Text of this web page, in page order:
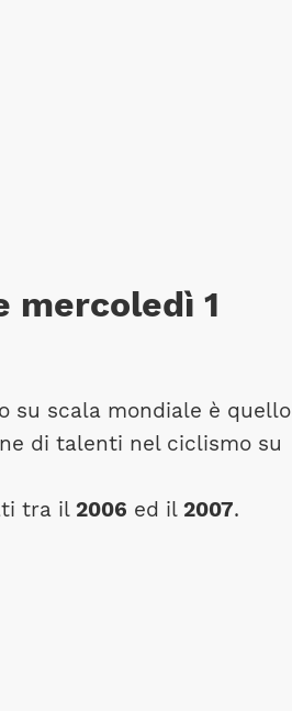
mercoledì 1
su scala mondiale è quello
di talenti nel ciclismo su
tra il 2006 ed il 2007.